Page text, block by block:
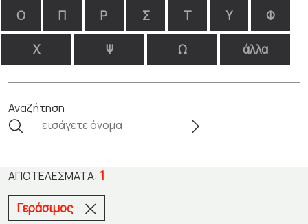
Ο Π Ρ Σ Τ Υ Φ
Χ Ψ Ω άλλα
Αναζήτηση
ΑΠΟΤΕΛΈΣΜΑΤΑ: 1
Γεράσιμος